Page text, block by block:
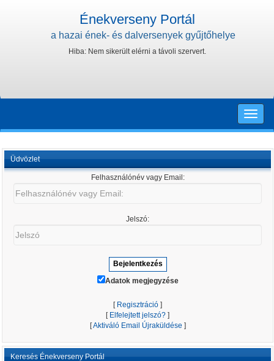
Énekverseny Portál
a hazai ének- és dalversenyek gyűjtőhelye
Hiba: Nem sikerült elérni a távoli szervert.
Toggle
Üdvözlet
Felhasználónév vagy Email:
Jelszó:
Adatok megjegyzése
[ Regisztráció ]
[ Elfelejtett jelszó? ]
[Aktiváló Email Újraküldése ]
Keresés Énekverseny Portál